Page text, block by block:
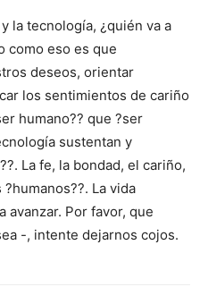
la tecnología, ¿quién va a
como eso es que
deseos, orientar
los sentimientos de cariño
humano?? que ?ser
sustentan y
La fe, la bondad, el cariño,
La vida
avanzar. Por favor, que
-, intente dejarnos cojos.